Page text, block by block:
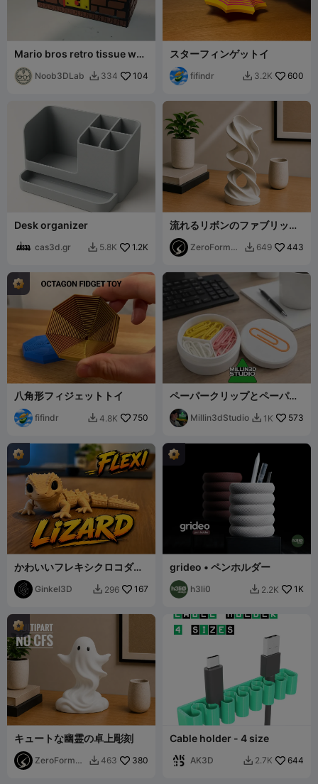
Mario bros retro tissue wet
wipes box dispenser
Noob3DLab  334 104
スターフィンゲットイ
fifindr  3.2K 600
Desk organizer
cas3d.gr  5.8K 1.2K
流れるリボンのファブリック
彫刻（サポート不要）
ZeroForm
 649 443
八角形フィジェットトイ
fifindr  4.8K 750
ペーパークリップとペーパー
クリップジャー
Millin3dStudio  1K 573
かわいいフレキシクロコダイ
ルリザード – 関節可動ベビー
爬虫類Ginkel3D  296 167
grideo • ペンホルダー
h3li0  2.2K 1K
キュートな幽霊の卓上彫刻
ZeroForm
 463 380
Cable holder - 4 size
AK3D  2.7K 644